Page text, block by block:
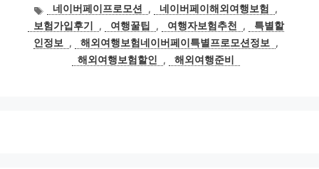
태
그
네이버페이프로모션 , 네이버페이해외여행보험
,
보험가입후기
, 여행꿀팁 , 여행자보험추천 ,
특별할
인정보 , 해외여행보험네이버페이특별프로모션정보 ,
해외여행보험할인
, 해외여행준비